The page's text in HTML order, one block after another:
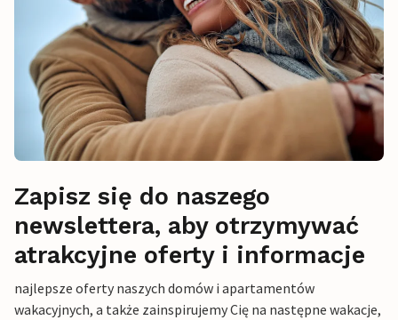
Zapisz się do naszego
newslettera, aby otrzymywać
atrakcyjne oferty i informacje
najlepsze oferty naszych domów i apartamentów
wakacyjnych, a także zainspirujemy Cię na następne wakacje,